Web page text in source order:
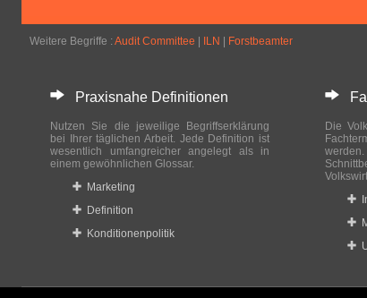
Weitere Begriffe : Audit Committee ILN Forstbeamter
Praxisnahe Definitionen
Nutzen Sie die jeweilige Begriffserklärung
bei Ihrer täglichen Arbeit. Jede Definition ist
wesentlich umfangreicher angelegt als in
einem gewöhnlichen Glossar.
Marketing
Definition
Konditionenpolitik
Die
werden.